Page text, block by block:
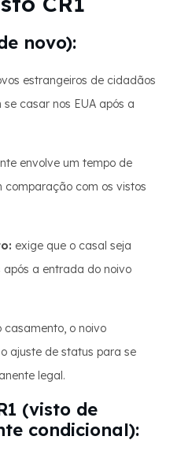
novo):
estrangeiros de cidadãos
casar nos EUA após a
envolve um tempo de
comparação com os vistos
exige que o casal seja
a entrada do noivo
casamento, o noivo
ajuste de status para se
legal.
(visto de
condicional):